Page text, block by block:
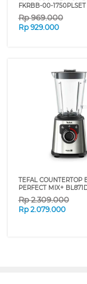
FKRBB-00-1750PLSET
Rp969.000
Rp 929.000
TEFAL COUNTERTOP
PERFECT MIX+
Rp2.309.000
Rp 2.079.000